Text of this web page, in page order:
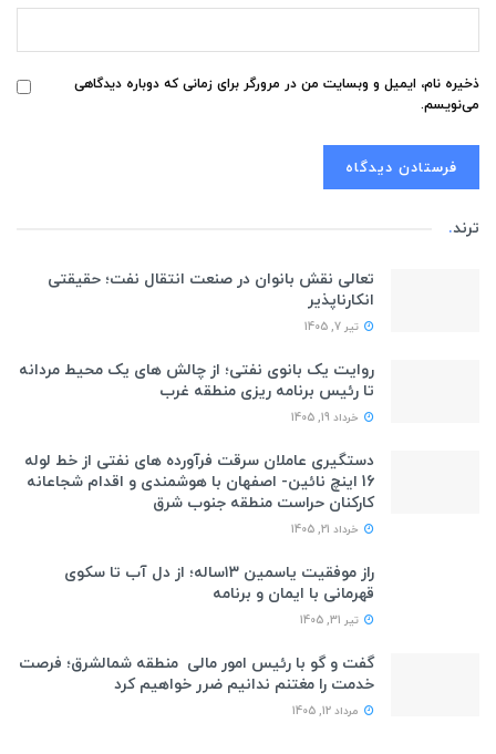
ذخیره نام، ایمیل و وبسایت من در مرورگر برای زمانی که دوباره دیدگاهی
می‌نویسم.
ترند.
تعالی نقش بانوان در صنعت انتقال نفت؛ حقیقتی
انکارناپذیر
تیر 7, 1405
روایت یک بانوی نفتی؛ از چالش های یک محیط مردانه
تا رئیس برنامه ریزی منطقه غرب
خرداد 19, 1405
دستگیری عاملان سرقت فرآورده های نفتی از خط لوله
16 اینچ نائین- اصفهان با هوشمندی و اقدام شجاعانه
کارکنان حراست منطقه جنوب شرق
خرداد 21, 1405
راز موفقیت یاسمین ۱۳ساله؛ از دل آب تا سکوی
قهرمانی با ایمان و برنامه
تیر 31, 1405
گفت و گو با رئیس امور مالی منطقه شمالشرق؛ فرصت
خدمت را مغتنم ندانیم ضرر خواهیم کرد
مرداد 12, 1405